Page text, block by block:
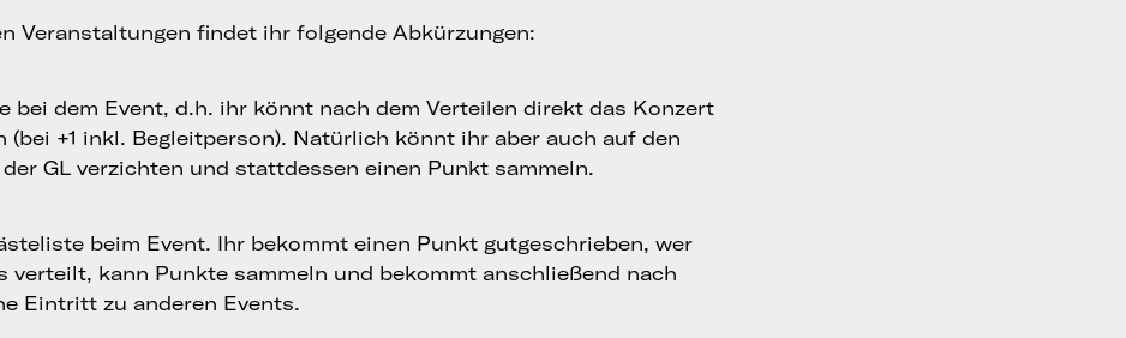
Veranstaltungen findet ihr folgende Abkürzungen:
bei dem Event, d.h. ihr könnt nach dem Verteilen direkt das Konzert
(bei +1 inkl. Begleitperson). Natürlich könnt ihr aber auch auf den
GL verzichten und stattdessen einen Punkt sammeln.
beim Event. Ihr bekommt einen Punkt gutgeschrieben, wer
verteilt, kann Punkte sammeln und bekommt anschließend nach
Eintritt zu anderen Events.